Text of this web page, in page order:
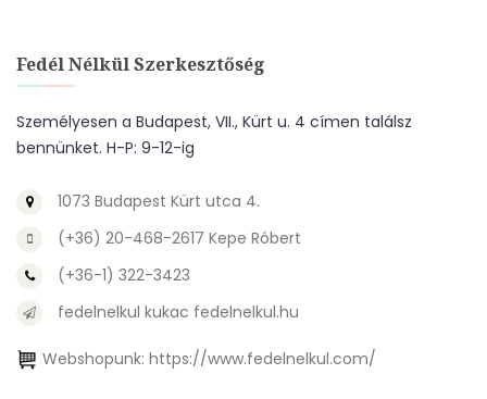
Fedél Nélkül Szerkesztőség
Személyesen a Budapest, VII., Kürt u. 4 címen találsz
bennünket. H-P: 9-12-ig
1073 Budapest Kürt utca 4.
(+36) 20-468-2617 Kepe Róbert
(+36-1) 322-3423
fedelnelkul kukac fedelnelkul.hu
Webshopunk: https://www.fedelnelkul.com/